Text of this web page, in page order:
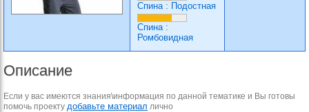
Спина: Подостная
Спина:
Ромбовидная
Описание
Если у вас имеются знания\информация по данной тематике и Вы готовы
помочь проекту добавьте материал лично